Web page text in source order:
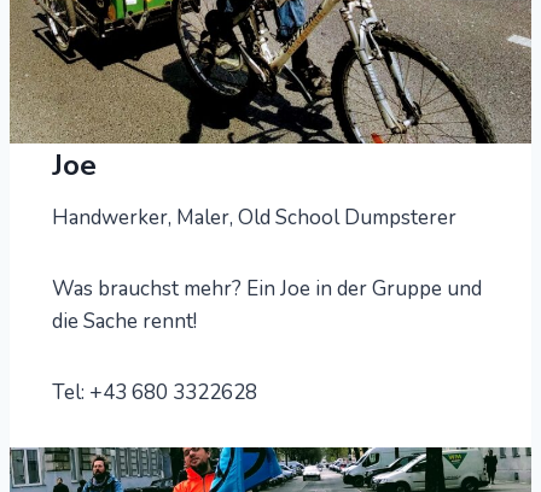
Joe
Handwerker, Maler, Old School Dumpsterer
Was brauchst mehr? Ein Joe in der Gruppe und
die Sache rennt!
Tel: +43 680 3322628